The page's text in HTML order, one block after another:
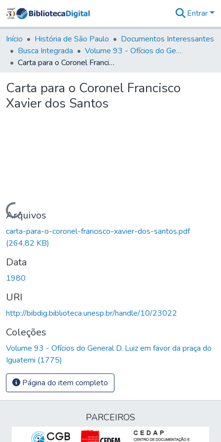
&
Coleções
Tudo na
Biblioteca
Estatísticas
Entrar
Início História de São Paulo
Documentos Interessantes
Busca Integrada
Volume 93 - Ofícios do General D. Luiz em favor da praça do Iguatemi (1775)
Carta para o Coronel Francisco Xavier dos Santos
Carta para o Coronel Francisco
Xavier dos Santos
Carregando...
Arquivos
carta-para-o-coronel-francisco-xavier-dos-santos.pdf
(264,82 KB)
Data
1980
URI
http://bibdig.biblioteca.unesp.br/handle/10/23022
Coleções
Volume 93 - Ofícios do General D. Luiz em favor da praça do
Iguatemi (1775)
Página do item completo
PARCEIROS